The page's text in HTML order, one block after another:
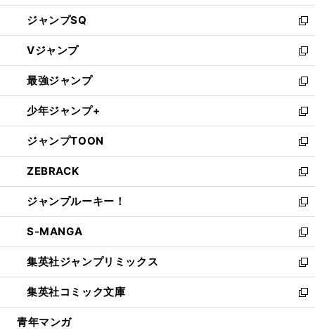
し
い
ウ
ィ
ン
ド
ウ
で
開
く
ジャンプSQ
新
し
い
ウ
ィ
ン
ド
ウ
で
開
く
Vジャンプ
新
し
い
ウ
ィ
ン
ド
ウ
で
開
く
最強ジャンプ
新
し
い
ウ
ィ
ン
ド
ウ
で
開
く
少年ジャンプ+
新
し
い
ウ
ィ
ン
ド
ウ
で
開
く
ジャンプTOON
新
し
い
ウ
ィ
ン
ド
ウ
で
開
く
ZEBRACK
新
し
い
ウ
ィ
ン
ド
ウ
で
開
ジャンプルーキー！
新
し
い
ウ
ィ
ン
ド
ウ
S-MANGA
新
し
い
ウ
ィ
ン
集英社ジャンプリミックス
新
し
い
ウ
集英社コミック文庫
新
し
青年マンガ